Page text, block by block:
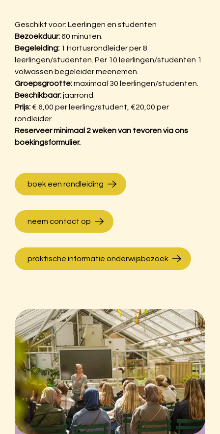
Geschikt voor: Leerlingen en studenten
Bezoekduur:60 minuten.
Begeleiding: 1 Hortusrondleider per8
leerlingen/studenten. Per 10 leerlingen/studenten 1
volwassen begeleider meenemen.
Groepsgrootte:maximaal 30 leerlingen/studenten.
Beschikbaar:jaarrond.
Prijs:€ 6,00 per leerling/student, €20,00 per
rondleider.
Reserveer minimaal 2 weken van tevoren via ons
boekingsformulier.
boek een rondleiding
neem contact op
praktische informatie onderwijsbezoek